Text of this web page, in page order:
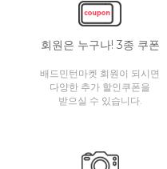
회원은 누구나! 3종 쿠폰
배드민턴마켓 회원이 되시면
다양한 추가 할인쿠폰을
받으실 수 있습니다.